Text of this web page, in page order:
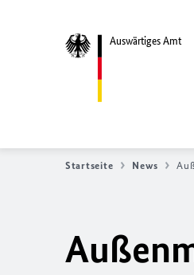
Auswärtiges Amt
Startseite News